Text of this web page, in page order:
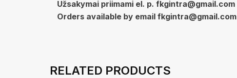
Užsakymai priimami el. p. fkgintra@gmail.com
Orders available by email fkgintra@gmail.com
RELATED PRODUCTS